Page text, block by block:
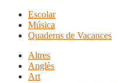
Escolar
Música
Quaderns de Vacances
Altres
Anglès
Art